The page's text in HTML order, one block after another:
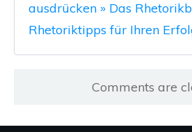
ausdrücken » Das
Rhetoriktipps für Ihren
Comments are